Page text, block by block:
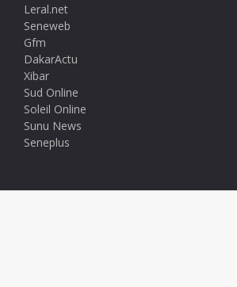
Leral.net
Seneweb
Gfm
DakarActu
Xibar
Sud Online
Soleil Online
Sunu News
Seneplus